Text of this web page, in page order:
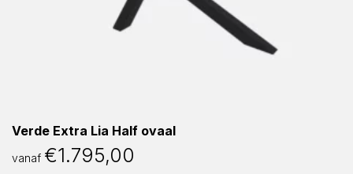
Verde Extra Lia Half ovaal
vanaf €1.795,00